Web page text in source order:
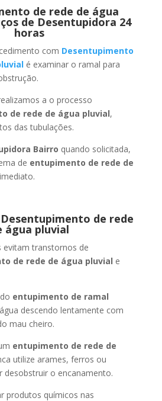
de rede de água
de Desentupidora 24
horas
com Desentupimento
é examinar o ramal para
a o processo
de rede de água pluvial,
das tubulações.
Bairro quando solicitada,
de entupimento de rede de
de rede
água pluvial
evitam transtornos de
de rede de água pluvial e
entupimento de ramal
descendo lentamente com
mau cheiro.
entupimento de rede de
utilize arames, ferros ou
desobstruir o encanamento.
produtos químicos nas